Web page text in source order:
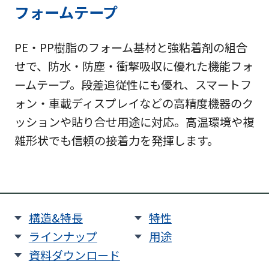
フォームテープ
PE・PP樹脂のフォーム基材と強粘着剤の組合
せで、防水・防塵・衝撃吸収に優れた機能フォ
ームテープ。段差追従性にも優れ、スマートフ
ォン・車載ディスプレイなどの高精度機器のク
ッションや貼り合せ用途に対応。高温環境や複
雑形状でも信頼の接着力を発揮します。
構造&特長
特性
ラインナップ
用途
資料ダウンロード